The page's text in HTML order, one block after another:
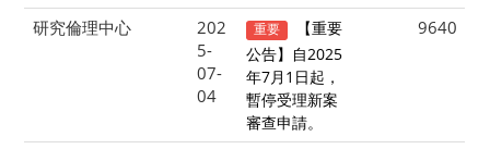
研究倫理中心
202
5-
07-
04
重要
【重要
公告】自2025
年7月1日起，
暫停受理新案
審查申請。
9640